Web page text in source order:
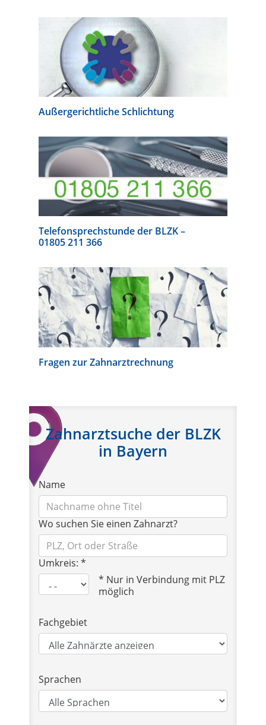
Außergerichtliche Schlichtung
Telefonsprechstunde der BLZK –
01805 211 366
Fragen zur Zahnarztrechnung
Zahnarztsuche der BLZK
in Bayern
Name
Wo suchen Sie einen Zahnarzt?
Umkreis: *
* Nur in Verbindung mit PLZ
möglich
Fachgebiet
Sprachen